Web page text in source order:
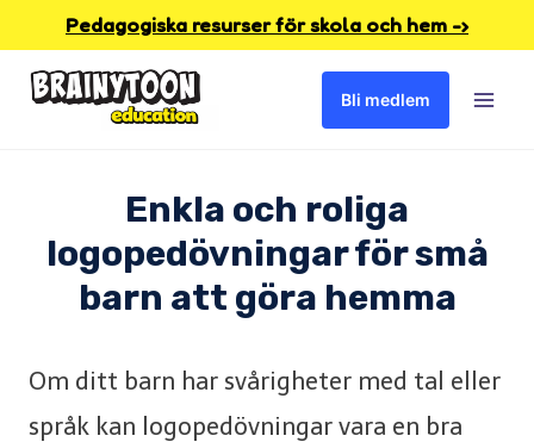
content
Pedagogiska resurser för skola och hem -›
Bli medlem
Enkla och roliga
logopedövningar för små
barn att göra hemma
Om ditt barn har svårigheter med tal eller
språk kan logopedövningar vara en bra